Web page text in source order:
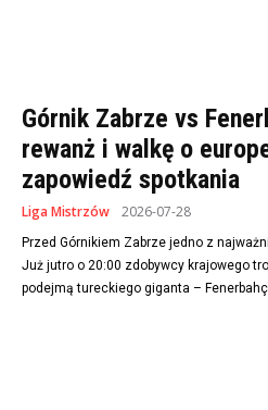
Górnik Zabrze vs
rewanż i walkę o
zapowiedź spotkania
Liga Mistrzów 2026-07-28
Przed Górnikiem Zabrze jedno z
Już jutro o 20:00 zdobywcy krajowego
podejmą tureckiego giganta –